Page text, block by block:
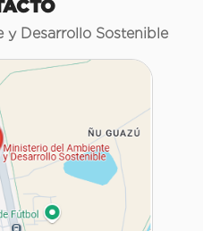
y Desarrollo Sostenible